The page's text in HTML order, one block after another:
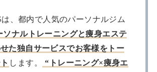
、都内で人気のパーソナルジム
ソナルトレーニングと痩身エステ
た独自サービスでお客様をトー
します。
“トレーニング×痩身エ